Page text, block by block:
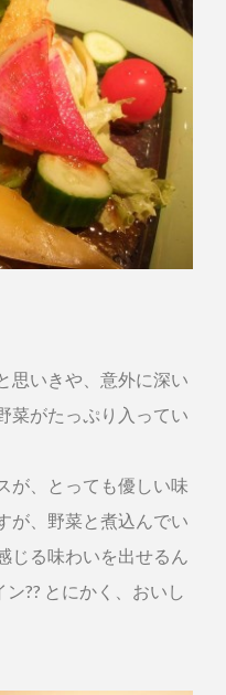
思いきや、意外に深い
菜がたっぷり入ってい
が、とっても優しい味
が、野菜と煮込んでい
じる味わいを出せるん
?? とにかく、おいし